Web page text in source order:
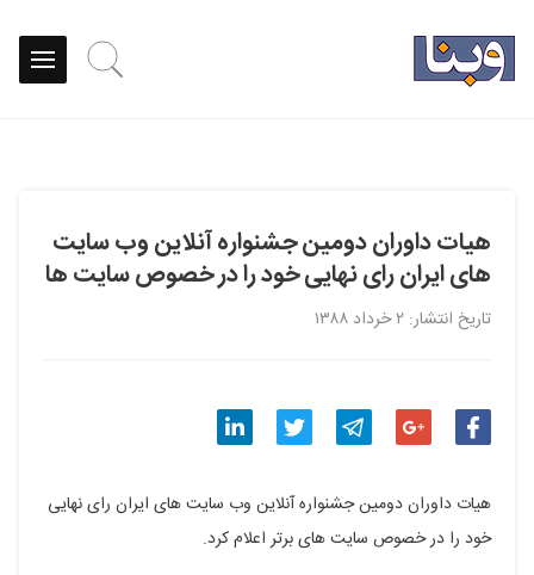
هیات داوران دومین جشنواره آنلاین وب سایت
های ایران رای نهایی خود را در خصوص سایت ها
تاریخ انتشار: ۲ خرداد ۱۳۸۸
گذاری
در
گذاری گذاری گذاری
در
گذاری
در
هیات داوران دومین جشنواره آنلاین وب سایت های ایران رای نهایی
خود را در خصوص سایت های برتر اعلام کرد.